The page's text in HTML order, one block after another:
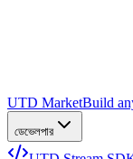
UTD MarketBuild
ডেভেলপার